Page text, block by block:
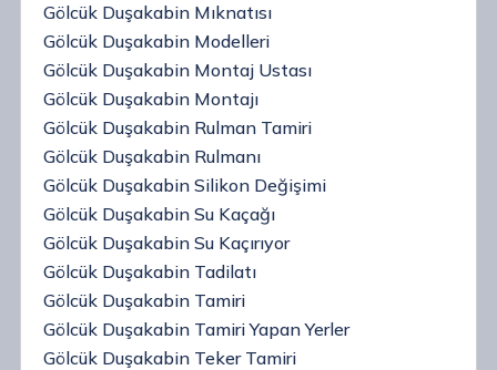
Gölcük Duşakabin Mıknatısı
Gölcük Duşakabin Modelleri
Gölcük Duşakabin Montaj Ustası
Gölcük Duşakabin Montajı
Gölcük Duşakabin Rulman Tamiri
Gölcük Duşakabin Rulmanı
Gölcük Duşakabin Silikon Değişimi
Gölcük Duşakabin Su Kaçağı
Gölcük Duşakabin Su Kaçırıyor
Gölcük Duşakabin Tadilatı
Gölcük Duşakabin Tamiri
Gölcük Duşakabin Tamiri Yapan Yerler
Gölcük Duşakabin Teker Tamiri